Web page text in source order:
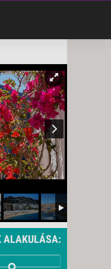
ALAKULÁSA: